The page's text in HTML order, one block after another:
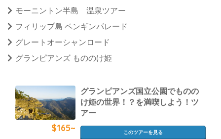
モーニントン半島 温泉ツアー
フィリップ島 ペンギンパレード
グレートオーシャンロード
グランピアンズ もののけ姫
$165~
グランピアンズ国立公園でものの
け姫の世界！？を満喫しよう！ツ
アー
このツアーを見る